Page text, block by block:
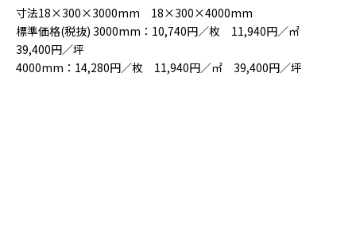
⼨法18×300×3000mm 18×300×4000mm
標準価格(税抜) 3000mm：10,740円／枚 11,940円／㎡
39,400円／坪
4000mm：14,280円／枚 11,940円／㎡ 39,400円／坪